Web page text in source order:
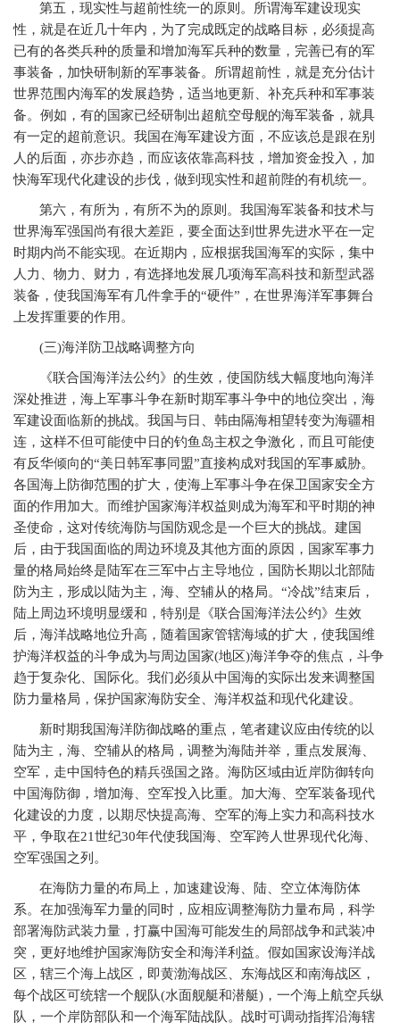
第五，现实性与超前性统一的原则。所谓海军建设现实
性，就是在近几十年内，为了完成既定的战略目标，必须提高
已有的各类兵种的质量和增加海军兵种的数量，完善已有的军
事装备，加快研制新的军事装备。所谓超前性，就是充分估计
世界范围内海军的发展趋势，适当地更新、补充兵种和军事装
备。例如，有的国家已经研制出超航空母舰的海军装备，就具
有一定的超前意识。我国在海军建设方面，不应该总是跟在别
人的后面，亦步亦趋，而应该依靠高科技，增加资金投入，加
快海军现代化建设的步伐，做到现实性和超前陛的有机统一。
第六，有所为，有所不为的原则。我国海军装备和技术与
世界海军强国尚有很大差距，要全面达到世界先进水平在一定
时期内尚不能实现。在近期内，应根据我国海军的实际，集中
人力、物力、财力，有选择地发展几项海军高科技和新型武器
装备，使我国海军有几件拿手的“硬件”，在世界海洋军事舞台
上发挥重要的作用。
(三)海洋防卫战略调整方向
《联合国海洋法公约》的生效，使国防线大幅度地向海洋
深处推进，海上军事斗争在新时期军事斗争中的地位突出，海
军建设面临新的挑战。我国与日、韩由隔海相望转变为海疆相
连，这样不但可能使中日的钓鱼岛主权之争激化，而且可能使
有反华倾向的“美日韩军事同盟”直接构成对我国的军事威胁。
各国海上防御范围的扩大，使海上军事斗争在保卫国家安全方
面的作用加大。而维护国家海洋权益则成为海军和平时期的神
圣使命，这对传统海防与国防观念是一个巨大的挑战。建国
后，由于我国面临的周边环境及其他方面的原因，国家军事力
量的格局始终是陆军在三军中占主导地位，国防长期以北部陆
防为主，形成以陆为主，海、空辅从的格局。“冷战”结束后，
陆上周边环境明显缓和，特别是《联合国海洋法公约》生效
后，海洋战略地位升高，随着国家管辖海域的扩大，使我国维
护海洋权益的斗争成为与周边国家(地区)海洋争夺的焦点，斗争
趋于复杂化、国际化。我们必须从中国海的实际出发来调整国
防力量格局，保护国家海防安全、海洋权益和现代化建设。
新时期我国海洋防御战略的重点，笔者建议应由传统的以
陆为主，海、空辅从的格局，调整为海陆并举，重点发展海、
空军，走中国特色的精兵强国之路。海防区域由近岸防御转向
中国海防御，增加海、空军投入比重。加大海、空军装备现代
化建设的力度，以期尽快提高海、空军的海上实力和高科技水
平，争取在21世纪30年代使我国海、空军跨人世界现代化海、
空军强国之列。
在海防力量的布局上，加速建设海、陆、空立体海防体
系。在加强海军力量的同时，应相应调整海防力量布局，科学
部署海防武装力量，打赢中国海可能发生的局部战争和武装冲
突，更好地维护国家海防安全和海洋利益。假如国家设海洋战
区，辖三个海上战区，即黄渤海战区、东海战区和南海战区，
每个战区可统辖一个舰队(水面舰艇和潜艇) ，一个海上航空兵纵
队，一个岸防部队和一个海军陆战队。战时可调动指挥沿海辖